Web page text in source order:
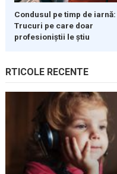
Condusul pe timp de iarnă:
Trucuri pe care doar
profesioniștii le știu
RTICOLE RECENTE